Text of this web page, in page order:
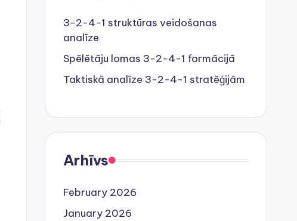
3-2-4-1 struktūras veidošanas
analīze
Spēlētāju lomas 3-2-4-1 formācijā
Taktiskā analīze 3-2-4-1 stratēģijām
Arhīvs
February 2026
January 2026